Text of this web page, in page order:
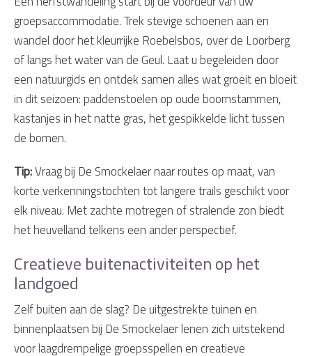
groepsaccommodatie. Trek stevige schoenen aan en
wandel door het kleurrijke Roebelsbos, over de Loorberg
of langs het water van de Geul. Laat u begeleiden door
een natuurgids en ontdek samen alles wat groeit en bloeit
in dit seizoen: paddenstoelen op oude boomstammen,
kastanjes in het natte gras, het gespikkelde licht tussen
de bomen.
Tip:Vraag bij De Smockelaer naar routes op maat, van
korte verkenningstochten tot langere trails geschikt voor
elk niveau. Met zachte motregen of stralende zon biedt
het heuvelland telkens een ander perspectief.
Creatieve buitenactiviteiten op het
landgoed
Zelf buiten aan de slag? De uitgestrekte tuinen en
binnenplaatsen bij De Smockelaer lenen zich uitstekend
voor laagdrempelige groepsspellen en creatieve